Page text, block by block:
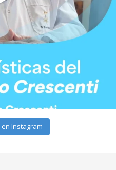
Instagram